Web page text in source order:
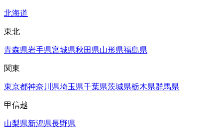
北海道
東北
青森県岩手県宮城県秋田県山形県福島県
関東
東京都神奈川県埼玉県千葉県茨城県栃木県群馬県
甲信越
山梨県新潟県長野県